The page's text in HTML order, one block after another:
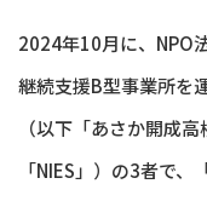
2024年10月に、NPO
継続支援B型事業所を
（以下「あさか開成
「NIES」）の3者で